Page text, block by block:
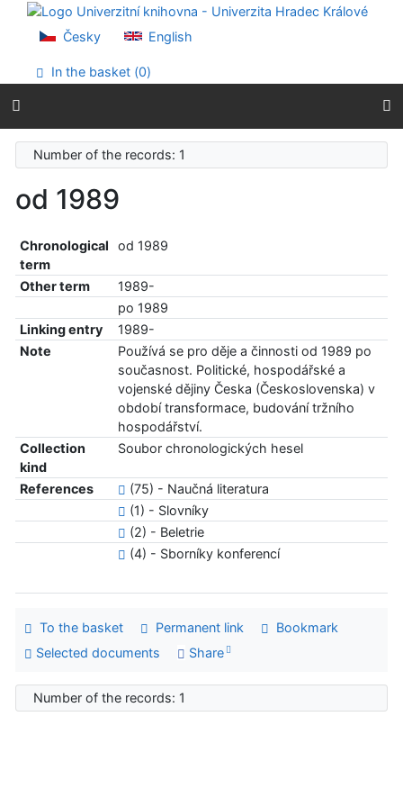
Go to content
Go to menu
Accessibility declaration
Česky English
In the basket (0)
Number of the records: 1
od 1989
Chronological
term
od 1989
Other term
1989-
po 1989
Linking entry
1989-
Note
Používá se pro děje a činnosti od 1989 po
současnost. Politické, hospodářské a
vojenské dějiny Česka (Československa) v
období transformace, budování tržního
hospodářství.
Collection
kind
Soubor chronologických hesel
References
(75) - Naučná literatura
(1) - Slovníky
(2) - Beletrie
(4) - Sborníky konferencí
To the basket Permanent link
Bookmark
Selected documents
Share
Number of the records: 1